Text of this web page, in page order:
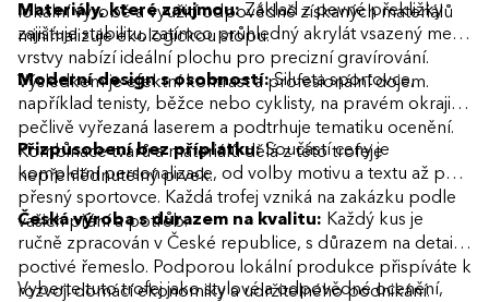
lokální výrobě a využití odpovědně získaných materiálů
minimalizuje ekologickou stopu.
Materiály, které zaujmou:Základ z pevné překližky
zajišťuje stabilitu, zatímco průhledný akrylát vsazený mezi
vrstvy nabízí ideální plochu pro precizní gravírování.
Výsledkem je efektní kontrast a profesionální dojem.
Moderní design s osobností:Silueta sportovce,
například tenisty, běžce nebo cyklisty, na pravém okraji je
pečlivě vyřezaná laserem a podtrhuje tematiku ocenění.
Kombinace tvarů a materiálů dělá z této trofeje
nepřehlédnutelný prvek.
Přizpůsobení bez příplatku:Součástí ceny je
kompletní personalizace, od volby motivu a textu až po
přesný sportovce. Každá trofej vzniká na zakázku podle
vašich přání a potřeb.
Česká výroba s důrazem na kvalitu: Každý kus je
ručně zpracován v České republice, s důrazem na detail a
poctivé řemeslo. Podporou lokální produkce přispíváte k
rozvoji domácí ekonomiky a udržitelného podnikání.
Vyberte tuto trofej jako stylové a odpovědné ocenění,